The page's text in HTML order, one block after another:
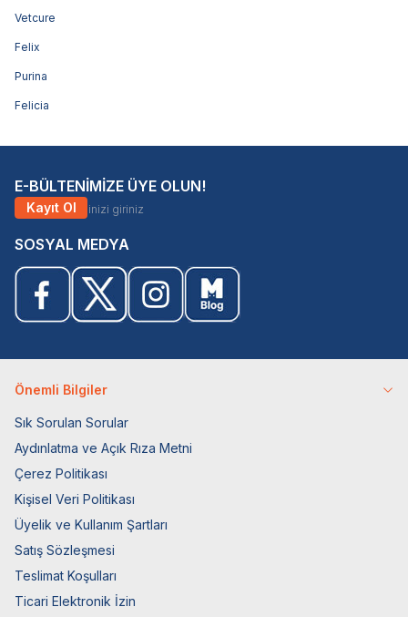
Vetcure
Felix
Purina
Felicia
E-BÜLTENİMİZE ÜYE OLUN!
Kayıt Ol
SOSYAL MEDYA
Önemli Bilgiler
Sık Sorulan Sorular
Aydınlatma ve Açık Rıza Metni
Çerez Politikası
Kişisel Veri Politikası
Üyelik ve Kullanım Şartları
Satış Sözleşmesi
Teslimat Koşulları
Ticari Elektronik İzin